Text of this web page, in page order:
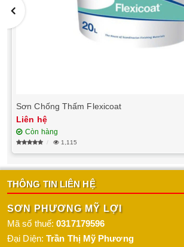
Sơn Chống Thấm Flexicoat
Liên hệ
Còn hàng
1,115
THÔNG TIN LIÊN HỆ
SƠN PHƯƠNG MỸ LỢI
Mã số thuế:0317179596
Đại Diện: Trần Thị Mỹ Phương